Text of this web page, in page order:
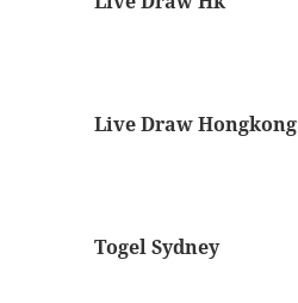
Live Draw Hongkong
Togel Sydney